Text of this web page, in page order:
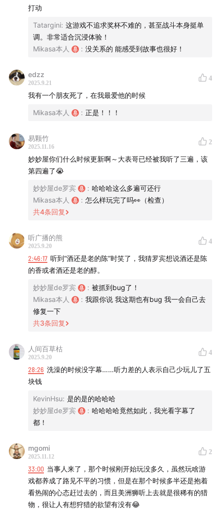
站在亚瑟的对立面其实是因为他不认同亚瑟向往的进步和新
一代中，站在迈卡这边的达奇 比尔 哈维尔依然干着和过去类
似的事情
那么亚瑟这边只有约翰吗，其实不是的。莎迪和蒂莉一定是
盖尔。查尔斯一定是站在亚瑟这一边的，但他此时正在保留
恩 蓝尼 何西阿也一定是站在亚瑟这边的，他们三人也正是在
对面旧时代的迎领下落幕了。在此之前亚瑟还故意赶走了大
知道，亚瑟此时已经代表的是更文明更进步的新生活了，这
也是他内心一直向往的，莎迪 查尔斯等人以实际行动的方式
站在了亚瑟这一边，为了新的生活在努力着。
最后一点我想讲的是关于约翰的尾声
尾声中其实对大部分未出场角色都有交代，其实如果你用亚
瑟做完了支线，那人还活着的话，那么操作约翰时再去拜访
支线的人会触发新的小对话剧情，比如深山里的亚瑟帮助过
成，募捐名单上会有亚瑟的名字。所谓精神不死，亚瑟所做
的一切都在约翰身上有了传承，支线npc约翰都可以去试着
探索。你会在火车站碰到准备去大城市当作家的玛丽贝斯，
可以试着去打劫他。
这些面对“新生活”的角色，正如亚瑟所期待的那样，有所善
终
打动
Tatargini: 这游戏不追求奖杯不难的，甚至战斗本身挺单
调。非常适合沉浸体验！
Mikasa本人
: 没关系的 能感受到故事也很好！
edzz
2025.9.21
4
我有一个朋友死了，在我最爱他的时候
Mikasa本人 : 正是！！！
易颗竹
2025.11.16
2
妙妙屋你们什么时候更新啊～大表哥已经被我听了三遍，该
第四遍了😭
妙妙屋de罗宾 : 哈哈哈这么多遍可还行
Mikasa本人
: 怎么样玩完了吗👀（检查）
共4条回复
听广播的熊
2025.9.20
4
2:46:17 听到“酒还是老的陈”时笑了，我猜罗宾想说酒还是陈
的香或者酒还是老的醇。
妙妙屋de罗宾 : 被抓到bug了！
Mikasa本人
: 我跟你说 我这期也有bug 我一会自己去
修复一下
共3条回复
人间百草枯
2025.9.20
4
28:26 洗澡的时候没字幕……听力差的人表示自己少玩儿了五
块钱
KevinHsu: 是的是的哈哈哈
妙妙屋de罗宾
: 哈哈哈哈竟然如此，我光看字幕了
都！
mgomi
2025.11.12
2
33:00 当事人来了，那个时候刚开始玩没多久，虽然玩啥游
戏都养成了路见不平的习惯，但是在那个时候多半还是抱着
看热闹的心态赶过去的，而且美洲狮听上去就是很稀有的猎
物，很让人有想狩猎的欲望有没有😂